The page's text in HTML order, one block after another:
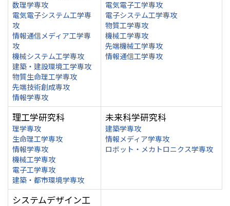
数理学専攻
電気電子システム工学専
攻
情報通信メディア工学専
攻
機械システム工学専攻
建築・建設環境工学専攻
物質生命理工学専攻
先端技術創成専攻
情報学専攻
電気電子工学専攻
電子システム工学専攻
物質工学専攻
機械工学専攻
先端機械工学専攻
情報通信工学専攻
理工学研究科
理学専攻
生命理工学専攻
情報学専攻
機械工学専攻
電子工学専攻
建築・都市環境学専攻
未来科学研究科
建築学専攻
情報メディア学専攻
ロボット・メカトロニクス学専攻
システムデザイン工